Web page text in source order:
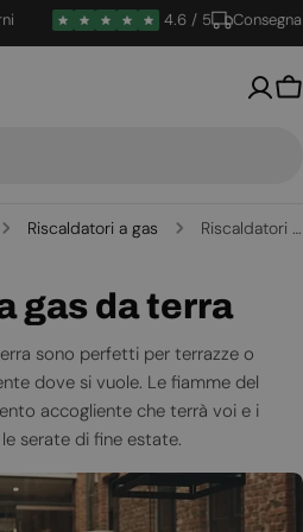
4.6 / 5 Consegna
Riscaldatori a gas Riscaldatori a gas da terra
gas da terra
sono perfetti per terrazze o
dove si vuole. Le fiamme del
accogliente che terrà voi e i
serate di fine estate.